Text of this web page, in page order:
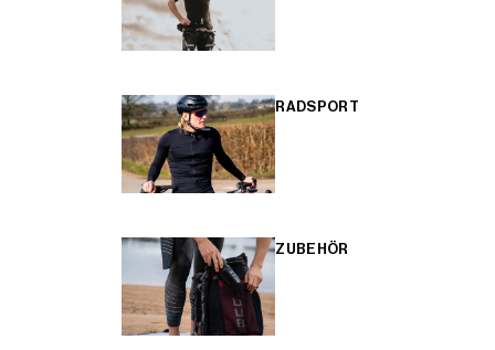
RADSPORT
ZUBEHÖR